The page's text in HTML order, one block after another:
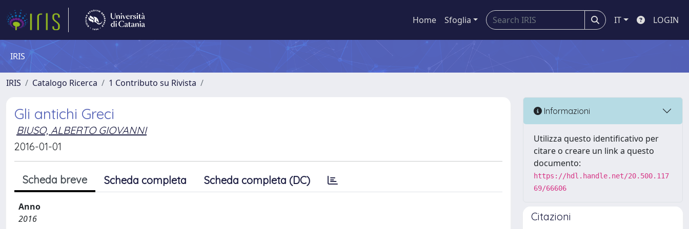
Home Sfoglia IT LOGIN
IRIS
IRIS Catalogo Ricerca 1 Contributo su Rivista
Gli antichi Greci
BIUSO, ALBERTO GIOVANNI
2016-01-01
Scheda breve Scheda completa Scheda completa (DC)
Anno
2016
Informazioni
Utilizza questo identificativo per
citare o creare un link a questo
documento:
https://hdl.handle.net/20.500.117
69/66606
Citazioni